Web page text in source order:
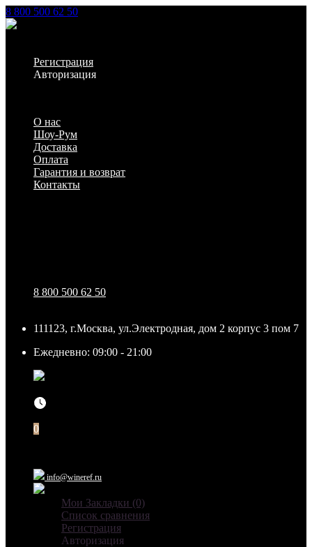
8 800 500 62 50
Регистрация
Авторизация
О нас
Шоу-Рум
Доставка
Оплата
Гарантия и возврат
Контакты
8 800 500 62 50
111123, г.Москва, ул.Электродная, дом 2 корпус 3 пом 7
Ежедневно: 09:00 - 21:00
0
info@wineref.ru
Мои Закладки (0)
Список сравнения
Регистрация
Авторизация